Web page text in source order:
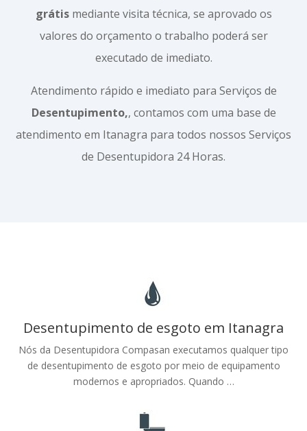
grátismediante visita técnica, se aprovado os
valores do orçamento o trabalho poderá ser
executado de imediato.
Atendimento rápido e imediato para Serviços de
Desentupimento,, contamos com uma base de
atendimento em Itanagra para todos nossos Serviços
de Desentupidora 24 Horas.
Desentupimento de esgoto em Itanagra
Nós da Desentupidora Compasan executamos qualquer tipo
de desentupimento de esgoto por meio de equipamento
modernos e apropriados. Quando …